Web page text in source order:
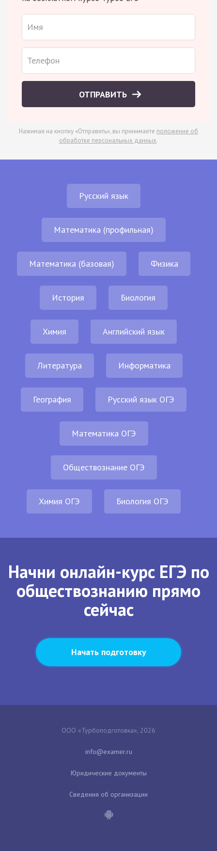
ОТПРАВИТЬ
Нажимая на кнопку «Отправить», вы принимаете положение об
обработке персональных данных.
Русский язык
Математика (профильная)
Математика (базовая) Физика
История Биология
Химия Английский язык
Литература Информатика
География Русский язык ОГЭ
Математика ОГЭ
Обществознание ОГЭ
Химия ОГЭ Биология ОГЭ
Начни онлайн-курс ЕГЭ по
обществознанию прямо
сейчас
Начать подготовку
ООО «Турбоподготовка», 2026
Юридические документы
Сведения об организации